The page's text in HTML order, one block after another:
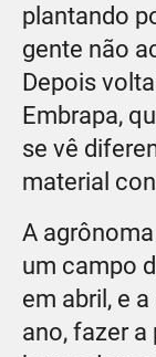
plantando
gente não
Depois
Embrapa,
se vê
material
A
um campo
em abril, e
ano, fazer